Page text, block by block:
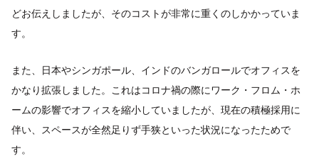
どお伝えしましたが、そのコストが非常に重くのしかかっていま
す。
また、日本やシンガポール、インドのバンガロールでオフィスを
かなり拡張しました。これはコロナ禍の際にワーク・フロム・ホ
ームの影響でオフィスを縮小していましたが、現在の積極採用に
伴い、スペースが全然足りず手狭といった状況になったためで
す。